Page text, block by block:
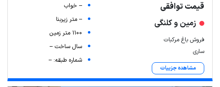
قیمت توافقی
زمین و کلنگی
فروش باغ مرکبات
ساری
مشاهده جزییات
-- خواب
-- متر زیربنا
1100 متر زمین
سال ساخت --
شماره طبقه: --